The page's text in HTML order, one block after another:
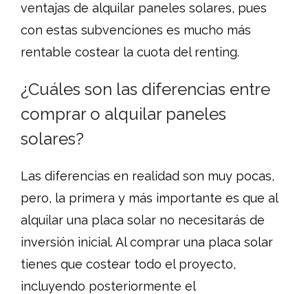
ventajas de alquilar paneles solares, pues
con estas subvenciones es mucho más
rentable costear la cuota del renting.
¿Cuáles son las diferencias entre
comprar o alquilar paneles
solares?
Las diferencias en realidad son muy pocas,
pero, la primera y más importante es que al
alquilar una placa solar no necesitarás de
inversión inicial. Al comprar una placa solar
tienes que costear todo el proyecto,
incluyendo posteriormente el